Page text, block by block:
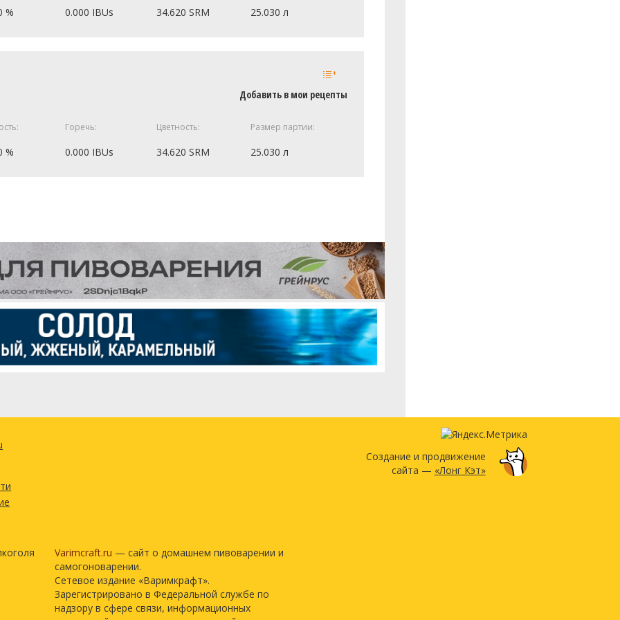
% 0.000 IBUs 34.620 SRM 25.030 л
полностью
Добавить в мои рецепты
Горечь: Цветность: Размер партии:
% 0.000 IBUs 34.620 SRM 25.030 л
1.8 кг
1.35 кг
0.45 кг
28.35 г
Varimcraft.ru — сайт о домашнем пивоварении и
самогоноварении.
Сетевое издание «Варимкрафт».
Зарегистрировано в Федеральной службе по
надзору в сфере связи, информационных
Создание и продвижение
сайта — «Лонг Кэт»